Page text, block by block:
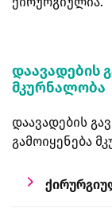
დაავადების
მკურნალობა
დაავადების
გამოიყენება